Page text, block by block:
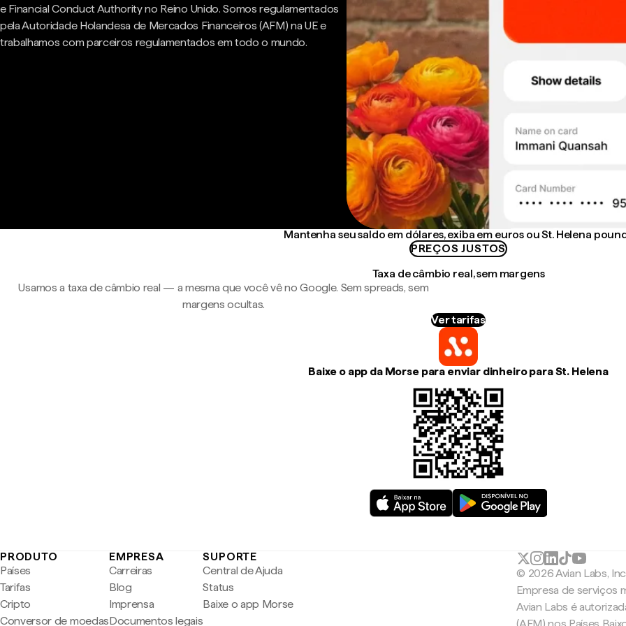
e Financial Conduct Authority no Reino Unido. Somos regulamentados
pela Autoridade Holandesa de Mercados Financeiros (AFM) na UE e
trabalhamos com parceiros regulamentados em todo o mundo.
Mantenha seu saldo em dólares, exiba em euros ou St. Helena
PREÇOS JUSTOS
Taxa de câmbio real, sem margens
Usamos a taxa de câmbio real — a mesma que você vê no Google. Sem spreads, sem
margens ocultas.
Ver tarifas
Baixe o app da Morse para enviar dinheiro para St. Helena
PRODUTO
Países
Tarifas
Cripto
Conversor de moedas
EMPRESA
Carreiras
Blog
Imprensa
Documentos legais
SUPORTE
Central de Ajuda
Status
Baixe o app Morse
© 2026 Avian Labs, Inc
Empresa de serviços
Avian Labs é